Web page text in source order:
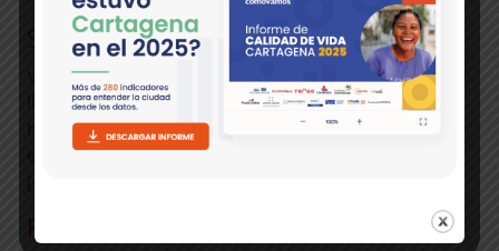
Suspendisse potenti
Vestibulum non ante. Class aptent taciti sociosqu ad
litora torquent per conubia nostra, per inceptos
himenaeos. Mauris eleifend est et turpis. Duis id
erat. [/tab]
Pede vel vehicula accumsan